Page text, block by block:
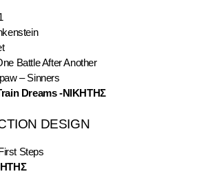
Battle After Another
– Sinners
Dreams -ΝΙΚΗΤΗΣ
DESIGN
Steps